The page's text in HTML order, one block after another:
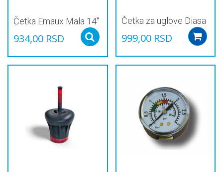
Četka Emaux Mala 14″
934,00 RSD Select options
Četka za uglove Diasa
999,00 RSD